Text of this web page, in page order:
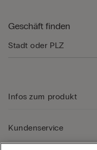
Geschäft finden
Infos zum produkt
Kundenservice